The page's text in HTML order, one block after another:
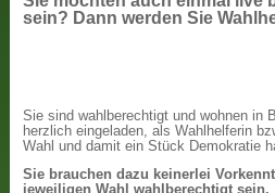
sein? Dann werden Sie
Sie sind wahlberechtigt und wohnen in
herzlich eingeladen, als Wahlhelferin
Wahl und damit ein Stück Demokratie
Sie brauchen dazu keinerlei
jeweiligen Wahl wahlberechtigt sein.